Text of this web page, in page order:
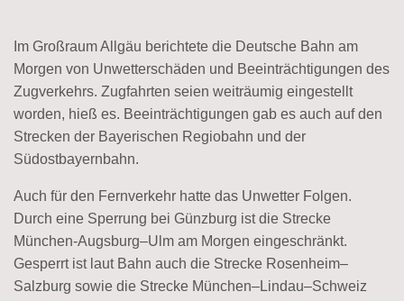
Im Großraum Allgäu berichtete die Deutsche Bahn am
Morgen von Unwetterschäden und Beeinträchtigungen des
Zugverkehrs. Zugfahrten seien weiträumig eingestellt
worden, hieß es. Beeinträchtigungen gab es auch auf den
Strecken der Bayerischen Regiobahn und der
Südostbayernbahn.
Auch für den Fernverkehr hatte das Unwetter Folgen.
Durch eine Sperrung bei Günzburg ist die Strecke
München-Augsburg–Ulm am Morgen eingeschränkt.
Gesperrt ist laut Bahn auch die Strecke Rosenheim–
Salzburg sowie die Strecke München–Lindau–Schweiz